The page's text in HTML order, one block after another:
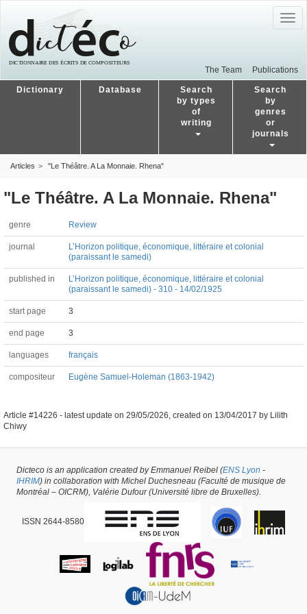
The Team Publications
Dictionary Database
Search
by types
of
writing
Search
by
genres
or
journals
Articles "Le Théâtre. A La Monnaie. Rhena"
"Le Théâtre. A La Monnaie. Rhena"
genre Review
journal
L’Horizon politique, économique, littéraire et colonial
(paraissant le samedi)
published in
L’Horizon politique, économique, littéraire et colonial
(paraissant le samedi) - 310 - 14/02/1925
start page 3
end page 3
languages français
compositeur Eugène Samuel-Holeman (1863-1942)
Article #14226 - latest update on 29/05/2026, created on 13/04/2017 by Lilith
Chiwy
Dicteco is an application created by Emmanuel Reibel (ENS Lyon -
IHRIM) in collaboration with Michel Duchesneau (Faculté de musique de
Montréal – OICRM), Valérie Dufour (Université libre de Bruxelles).
ISSN 2644-8580